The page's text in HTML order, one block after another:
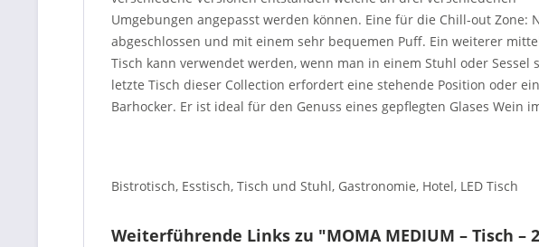
Umgebungen angepasst werden können. Eine für die Chill-out Zone:
abgeschlossen und mit einem sehr bequemen Puff. Ein weiterer
Tisch kann verwendet werden, wenn man in einem Stuhl oder Sessel
letzte Tisch dieser Collection erfordert eine stehende Position oder
Barhocker. Er ist ideal für den Genuss eines gepflegten Glases Wein
Bistrotisch, Esstisch, Tisch und Stuhl, Gastronomie, Hotel, LED Tisch
Weiterführende Links zu "MOMA MEDIUM – Tisch –